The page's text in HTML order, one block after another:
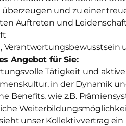
überzeugen und zu einer
Auftreten und
Verantwortungsbewusstsein
Angebot für Sie:
Tätigkeit und
in der Dynamik
Benefits, wie z.B.
unser Kollektivvertrag